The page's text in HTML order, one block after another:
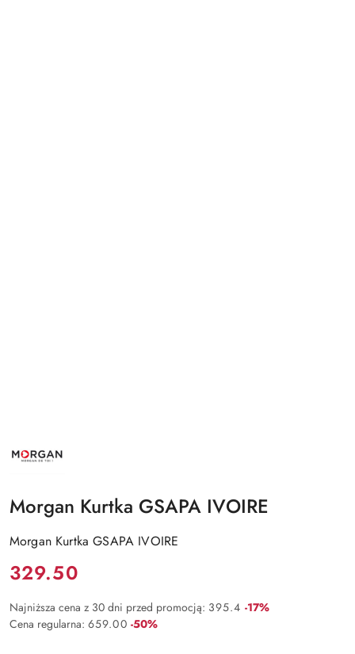
PRODUCENTA:
MORGAN
Morgan Kurtka GSAPA IVOIRE
Morgan Kurtka GSAPA IVOIRE
Cena:
329.50
Najniższa cena z 30 dni przed promocją: 395.4 Rabat:
-17%
Cena regularna: 659.00 Rabat:
-50%